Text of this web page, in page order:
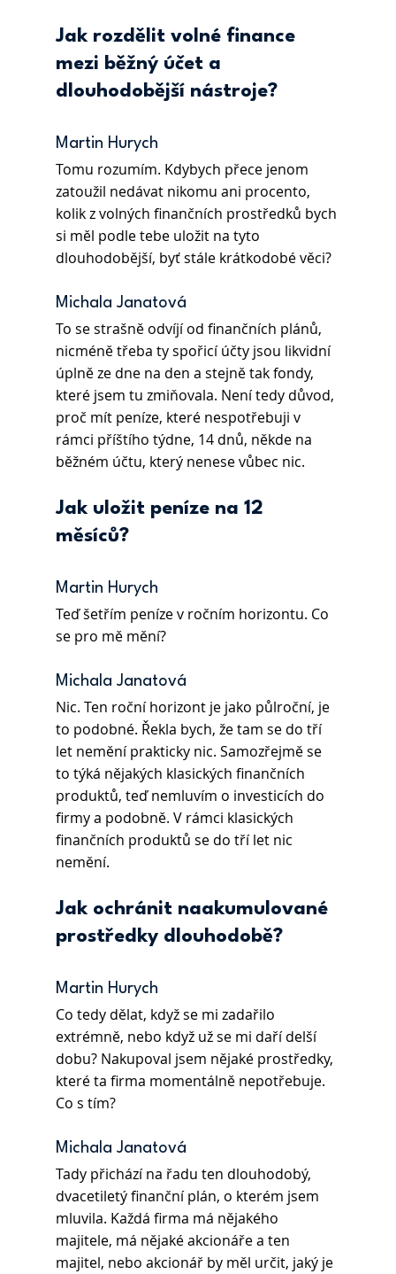
Jak rozdělit volné finance
mezi běžný účet a
dlouhodobější nástroje?
Martin Hurych
Tomu rozumím. Kdybych přece jenom
zatoužil nedávat nikomu ani procento,
kolik z volných finančních prostředků bych
si měl podle tebe uložit na tyto
dlouhodobější, byť stále krátkodobé věci?
Michala Janatová
To se strašně odvíjí od finančních plánů,
nicméně třeba ty spořicí účty jsou likvidní
úplně ze dne na den a stejně tak fondy,
které jsem tu zmiňovala. Není tedy důvod,
proč mít peníze, které nespotřebuji v
rámci příštího týdne, 14 dnů, někde na
běžném účtu, který nenese vůbec nic.
Jak uložit peníze na 12
měsíců?
Martin Hurych
Teď šetřím peníze v ročním horizontu. Co
se pro mě mění?
Michala Janatová
Nic. Ten roční horizont je jako půlroční, je
to podobné. Řekla bych, že tam se do tří
let nemění prakticky nic. Samozřejmě se
to týká nějakých klasických finančních
produktů, teď nemluvím o investicích do
firmy a podobně. V rámci klasických
finančních produktů se do tří let nic
nemění.
Jak ochránit naakumulované
prostředky dlouhodobě?
Martin Hurych
Co tedy dělat, když se mi zadařilo
extrémně, nebo když už se mi daří delší
dobu? Nakupoval jsem nějaké prostředky,
které ta firma momentálně nepotřebuje.
Co s tím?
Michala Janatová
Tady přichází na řadu ten dlouhodobý,
dvacetiletý finanční plán, o kterém jsem
mluvila. Každá firma má nějakého
majitele, má nějaké akcionáře a ten
majitel, nebo akcionář by měl určit, jaký je